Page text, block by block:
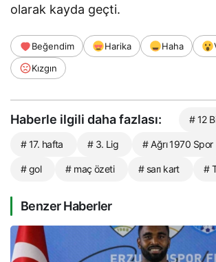
olarak kayda geçti.
Beğendim Harika Haha
Kızgın
Haberle ilgili daha fazlası: # 12
# 17. hafta # 3. Lig # Ağrı 1970 Spor
# gol # maç özeti # sarı kart #
Benzer Haberler